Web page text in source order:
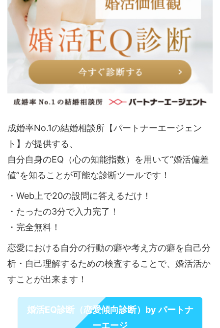
成婚率No.1の結婚相談所【パートナーエージェン
ト】が提供する、
自分自身のEQ（心の知能指数）を用いて“婚活偏差
値”を知ることが可能な診断ツールです！
・Web上で20の設問に答えるだけ！
・たったの3分で入力完了！
・完全無料！
恋愛における自分の行動の癖や考え方の癖を自己分
析・自己理解するための検査することで、婚活活か
すことが出来ます！
婚活EQ診断（恋愛傾向診断）by パートナ
ーエージ